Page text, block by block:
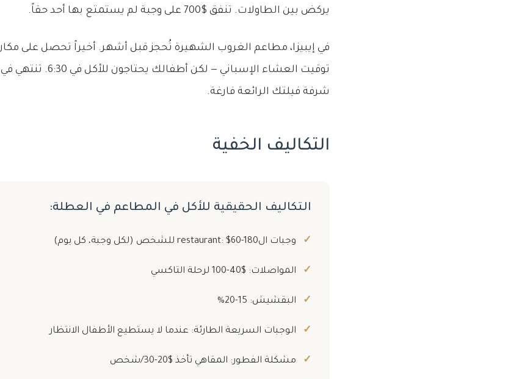
يركض بين الطاولات. تنفق $700 على وجبة لم يستمتع بها أحد حقاً.
توقيت العشاء الإسباني
شرفة فيلتك الرائعة فارغة.
التكاليف الخفية
التكاليف الحقيقية للأكل في المطاعم في العطلة:
وجبات الrestaurant: $60-180 للشخص (لكل وجبة، كل يوم)
المواصلات: $40-100 لرحلة التاكسي
البقشيش: 15-20%
الوجبات السريعة الطارئة: عندما لا يستطيع الأطفال الانتظار
مشكلة الفطور: المقاهي تأخذ $20-30/شخص